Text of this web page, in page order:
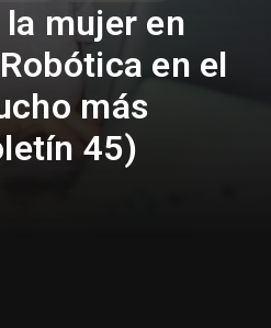
mujer en
en el
más
45)